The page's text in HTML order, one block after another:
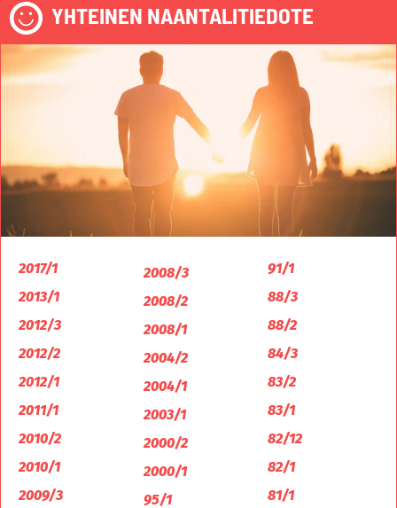
YHTEINEN NAANTALITIEDOTE
2017/1
2013/1
2012/3
2012/2
2012/1
2011/1
2010/2
2010/1
2009/3
2008/3
2008/2
2008/1
2004/2
2004/1
2003/1
2000/2
2000/1
95/1
91/1
88/3
88/2
84/3
83/2
83/1
82/12
82/1
81/1